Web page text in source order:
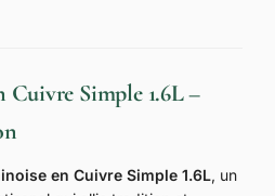
Cuivre Simple 1.6L –
en Cuivre Simple 1.6L, un